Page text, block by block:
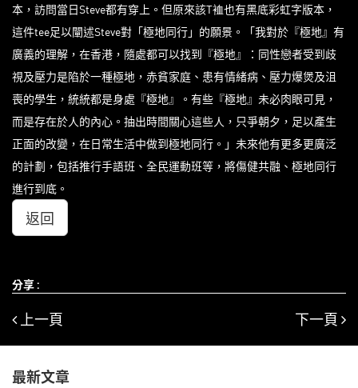
本，訪問當日Steve都有穿上。但原來該T裇也有黑底彩虹字版本，
這件tee足以闡述Steve對「極地同行」的願景。「我對於『極地』有
廣義的理解，在香港，隨處都可以找到『極地』：同性戀者受到歧
視及壓力是陷於一種極地，赤貧家庭、患有情緒病、壓力爆煲及沮
喪的學生，統統都是身處『極地』。有些『極地』未必肉眼可見，
而是存在於人的內心。抽出時間關心這些人，只爭朝夕，足以產生
正面的改變，在日常生活中做到極地同行。」未來他有更多更廣泛
的計劃，包括推行手語班、全民運動班等，將傷健共融、極地同行
進行到底。
返回
分享 :
上一頁 下一頁
最新文章